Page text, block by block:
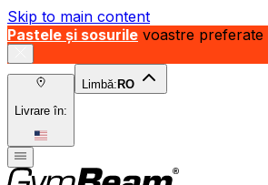
Skip to main content
Pastele și sosurile voastre preferate
Livrare în:
Limbă: RO